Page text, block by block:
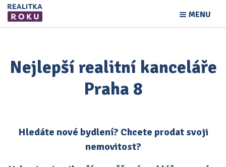
MENU
Nejlepší realitní kanceláře
Praha 8
Hledáte nové bydlení? Chcete prodat svoji
nemovitost?